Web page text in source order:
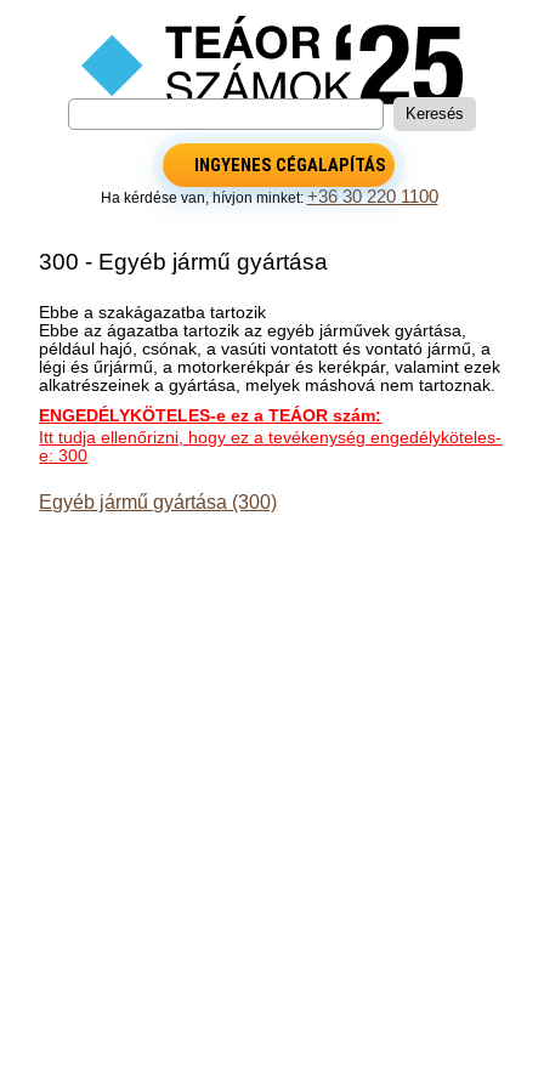
INGYENES CÉGALAPÍTÁS
Ha kérdése van, hívjon minket: +36 30 220 1100
300 - Egyéb jármű gyártása
Ebbe a szakágazatba tartozik
Ebbe az ágazatba tartozik az egyéb járművek gyártása,
például hajó, csónak, a vasúti vontatott és vontató jármű, a
légi és űrjármű, a motorkerékpár és kerékpár, valamint ezek
alkatrészeinek a gyártása, melyek máshová nem tartoznak.
ENGEDÉLYKÖTELES-e ez a TEÁOR szám:
Itt tudja ellenőrizni, hogy ez a tevékenység engedélyköteles-
e: 300
Egyéb jármű gyártása (300)